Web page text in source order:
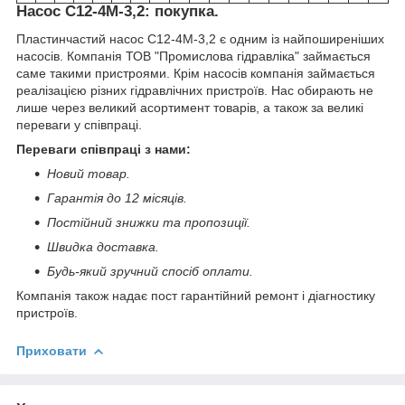
Насос С12-4М-3,2: покупка.
Пластинчастий насос С12-4М-3,2 є одним із найпоширеніших
насосів. Компанія ТОВ "Промислова гідравліка" займається
саме такими пристроями. Крім насосів компанія займається
реалізацією різних гідравлічних пристроїв. Нас обирають не
лише через великий асортимент товарів, а також за великі
переваги у співпраці.
Переваги співпраці з нами:
Новий товар.
Гарантія до 12 місяців.
Постійний знижки та пропозиції.
Швидка доставка.
Будь-який зручний спосіб оплати.
Компанія також надає пост гарантійний ремонт і діагностику
пристроїв.
Приховати